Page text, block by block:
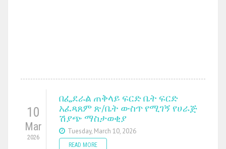
10
Mar
2026
በፌደራል ጠቅላይ ፍርድ ቤት ፍርድ
አፈጻጸም ጽ/ቤት ውስጥ የሚገኝ የሀራጅ
ሽያጭ ማስታወቂያ
Tuesday, March 10, 2026
READ MORE